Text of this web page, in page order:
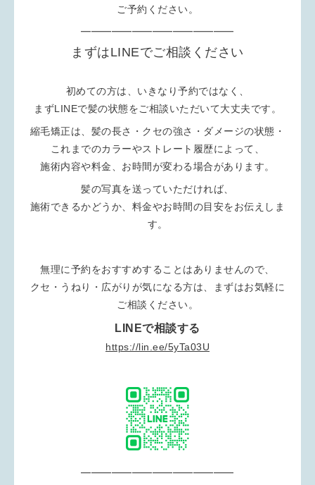
ご予約ください。
━━━━━━━━━━━━━━━
まずはLINEでご相談ください
初めての方は、いきなり予約ではなく、
まずLINEで髪の状態をご相談いただいて大丈夫です。
縮毛矯正は、髪の長さ・クセの強さ・ダメージの状態・
これまでのカラーやストレート履歴によって、
施術内容や料金、お時間が変わる場合があります。
髪の写真を送っていただければ、
施術できるかどうか、料金やお時間の目安をお伝えしま
す。
無理に予約をおすすめすることはありませんので、
クセ・うねり・広がりが気になる方は、まずはお気軽に
ご相談ください。
LINEで相談する
https://lin.ee/5yTa03U
━━━━━━━━━━━━━━━